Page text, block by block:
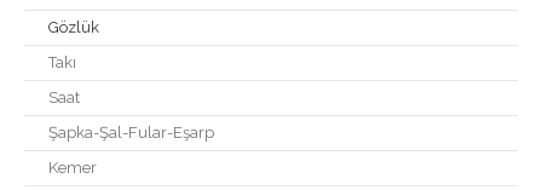
Gözlük
Takı
Saat
Şapka-Şal-Fular-Eşarp
Kemer